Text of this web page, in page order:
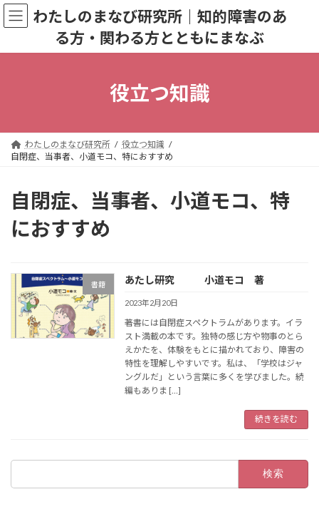
コ
ン
プ
ナ
ビ
動
わたしのまなび研究所｜知的障害のあ
る方・関わる方とともにまなぶ
役立つ知識
わたしのまなび研究所
役立つ知識
自閉症、当事者、小道モコ、特におすすめ
自閉症、当事者、小道モコ、特
におすすめ
書籍 あたし研究 小道モコ 著
2023年2月20日
著書には自閉症スペクトラムがあります。イラ
スト満載の本です。独特の感じ方や物事のとら
えかたを、体験をもとに描かれており、障害の
特性を理解しやすいです。私は、「学校はジャ
ングルだ」という言葉に多くを学びました。続
編もありま […]
続きを読む